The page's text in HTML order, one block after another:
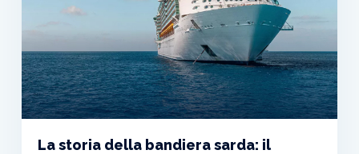
La storia della bandiera sarda: il